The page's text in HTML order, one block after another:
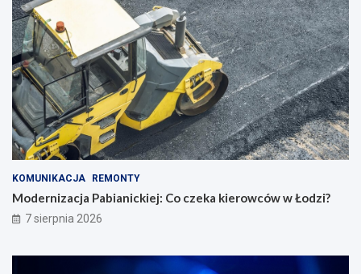
KOMUNIKACJA REMONTY
Modernizacja Pabianickiej: Co czeka kierowców w Łodzi?
7 sierpnia 2026